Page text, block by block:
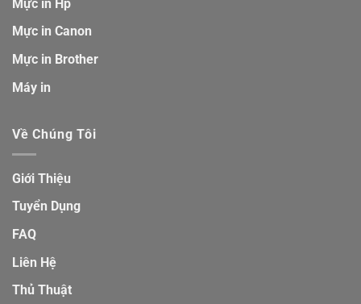
Mực in Hp
Mực in Canon
Mực in Brother
Máy in
Về Chúng Tôi
Giới Thiệu
Tuyển Dụng
FAQ
Liên Hệ
Thủ Thuật